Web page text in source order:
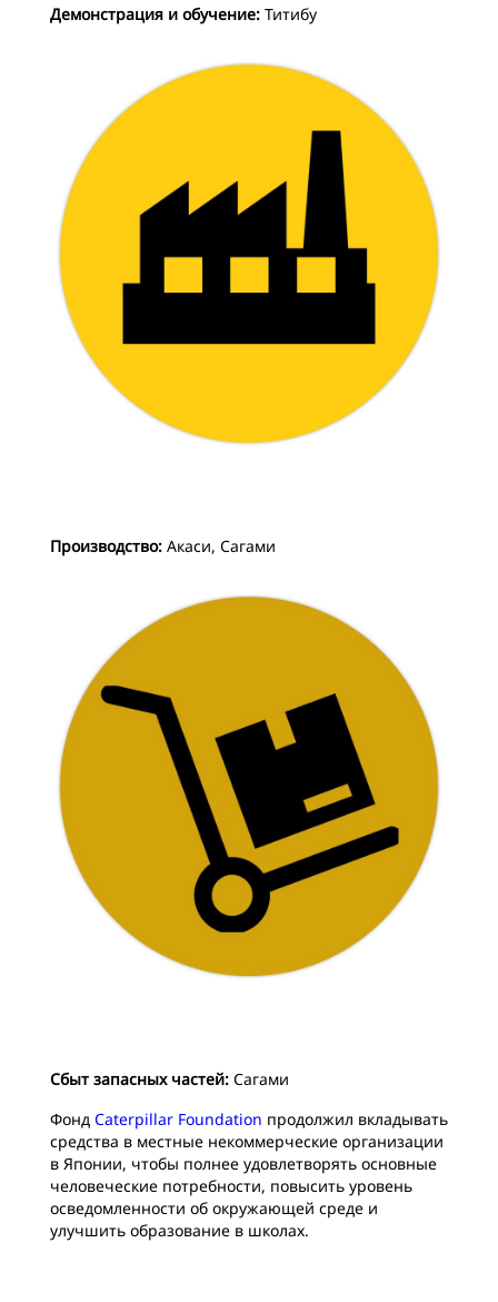
Демонстрация и обучение: Титибу
Производство: Акаси, Сагами
Сбыт запасных частей: Сагами
Фонд Caterpillar Foundation продолжил вкладывать
средства в местные некоммерческие организации
в Японии, чтобы полнее удовлетворять основные
человеческие потребности, повысить уровень
осведомленности об окружающей среде и
улучшить образование в школах.